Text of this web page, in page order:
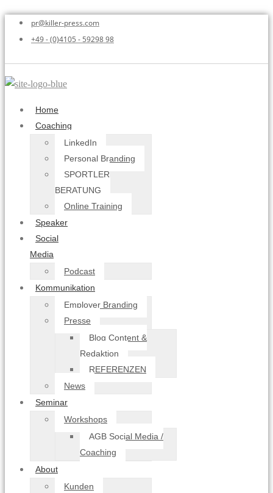
pr@killer-press.com
+49 - (0)4105 - 59298 98
Home
Coaching
LinkedIn
Personal Branding
SPORTLER
BERATUNG
Online Training
Speaker
Social
Media
Podcast
Kommunikation
Employer Branding
Presse
Blog Content &
Redaktion
REFERENZEN
News
Seminar
Workshops
AGB Social Media /
Coaching
About
Kunden